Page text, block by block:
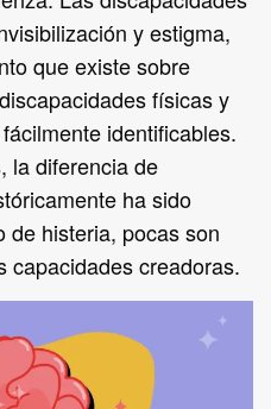
y estigma,
que existe sobre
físicas y
identificables.
la diferencia de
ha sido
de histeria, pocas son
capacidades creadoras.